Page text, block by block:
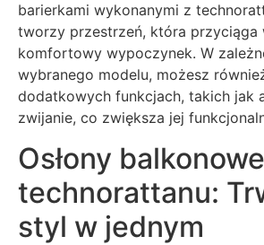
barierkami wykonanymi z
tworzy przestrzeń, która przyciąga
komfortowy wypoczynek. W
wybranego modelu, możesz
dodatkowych funkcjach, takich jak
zwijanie, co zwiększa jej
Osłony
technorattanu:
styl w jednym